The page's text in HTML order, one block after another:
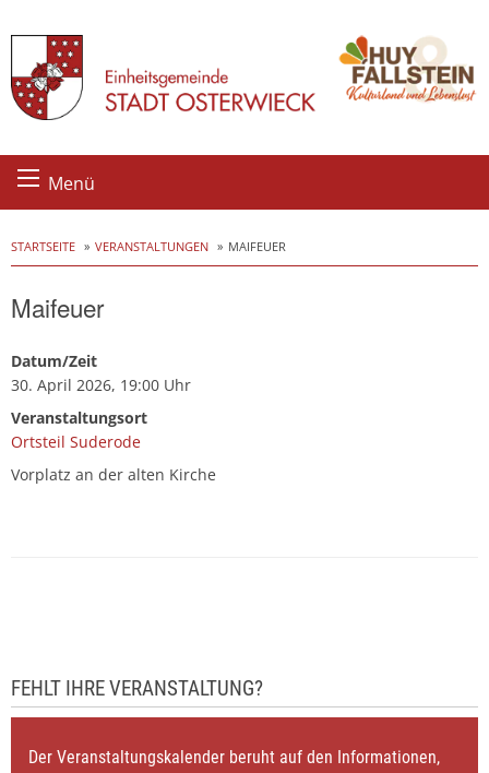
Skip
Menü
STARTSEITE VERANSTALTUNGEN MAIFEUER
Maifeuer
Datum/Zeit
30. April 2026, 19:00 Uhr
Veranstaltungsort
Ortsteil Suderode
Vorplatz an der alten Kirche
FEHLT IHRE VERANSTALTUNG?
Der Veranstaltungskalender beruht auf den Informationen,